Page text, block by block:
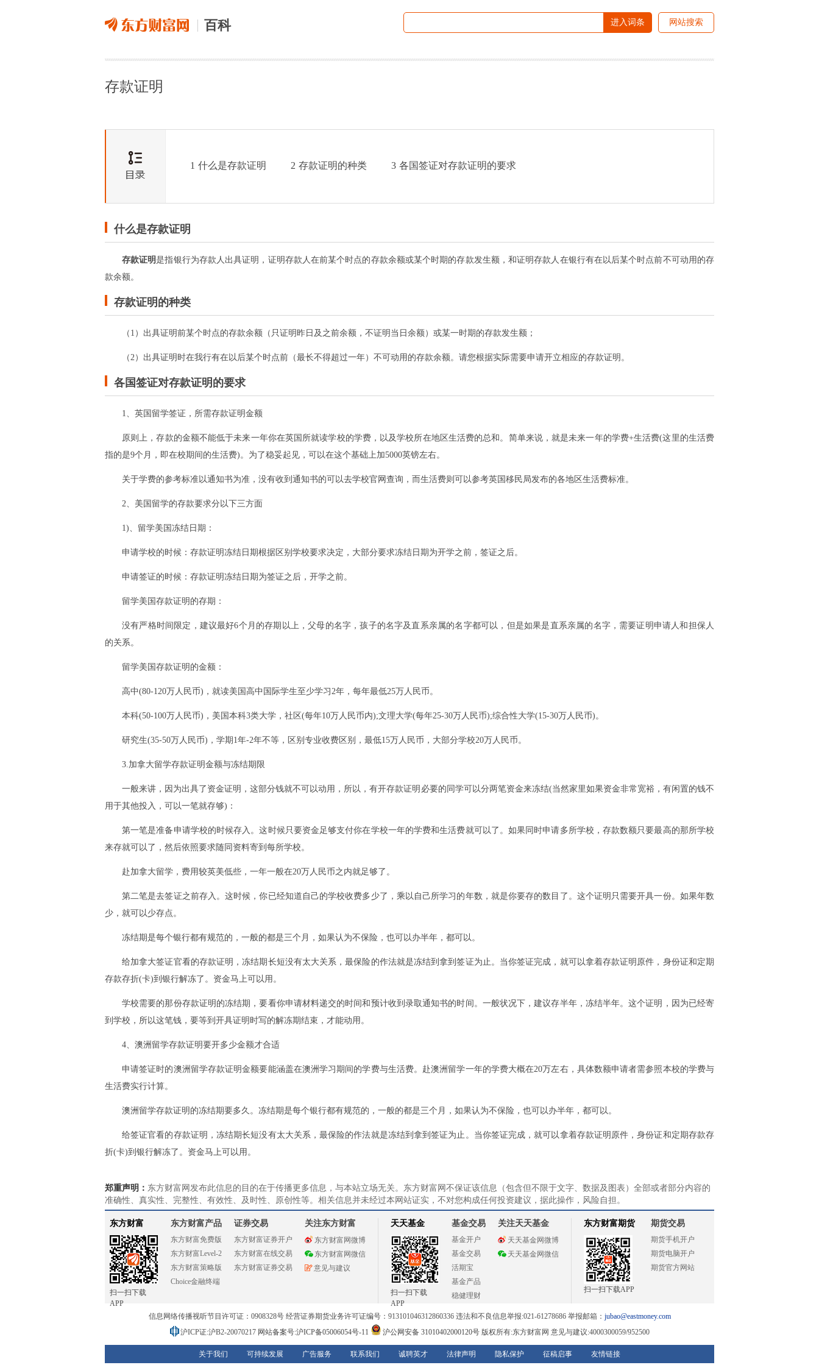
百科 进入词条 网站搜索
存款证明
1 什么是存款证明 2 存款证明的种类 3 各国签证对存款证明的要求
什么是存款证明
存款证明是指银行为存款人出具证明，证明存款人在前某个时点的存款余额或某个时期的存款发生额，和证明存款人在银行有在以后某个时点前不可动用的存
款余额。
存款证明的种类
（1）出具证明前某个时点的存款余额（只证明昨日及之前余额，不证明当日余额）或某一时期的存款发生额；
（2）出具证明时在我行有在以后某个时点前（最长不得超过一年）不可动用的存款余额。请您根据实际需要申请开立相应的存款证明。
各国签证对存款证明的要求
1、英国留学签证，所需存款证明金额
原则上，存款的金额不能低于未来一年你在英国所就读学校的学费，以及学校所在地区生活费的总和。简单来说，就是未来一年的学费+生活费(这里的生活费
指的是9个月，即在校期间的生活费)。为了稳妥起见，可以在这个基础上加5000英镑左右。
关于学费的参考标准以通知书为准，没有收到通知书的可以去学校官网查询，而生活费则可以参考英国移民局发布的各地区生活费标准。
2、美国留学的存款要求分以下三方面
1)、留学美国冻结日期：
申请学校的时候：存款证明冻结日期根据区别学校要求决定，大部分要求冻结日期为开学之前，签证之后。
申请签证的时候：存款证明冻结日期为签证之后，开学之前。
留学美国存款证明的存期：
没有严格时间限定，建议最好6个月的存期以上，父母的名字，孩子的名字及直系亲属的名字都可以，但是如果是直系亲属的名字，需要证明申请人和担保人
的关系。
留学美国存款证明的金额：
高中(80-120万人民币)，就读美国高中国际学生至少学习2年，每年最低25万人民币。
本科(50-100万人民币)，美国本科3类大学，社区(每年10万人民币内);文理大学(每年25-30万人民币);综合性大学(15-30万人民币)。
研究生(35-50万人民币)，学期1年-2年不等，区别专业收费区别，最低15万人民币，大部分学校20万人民币。
3.加拿大留学存款证明金额与冻结期限
一般来讲，因为出具了资金证明，这部分钱就不可以动用，所以，有开存款证明必要的同学可以分两笔资金来冻结(当然家里如果资金非常宽裕，有闲置的钱不
用于其他投入，可以一笔就存够)：
第一笔是准备申请学校的时候存入。这时候只要资金足够支付你在学校一年的学费和生活费就可以了。如果同时申请多所学校，存款数额只要最高的那所学校
来存就可以了，然后依照要求随同资料寄到每所学校。
赴加拿大留学，费用较英美低些，一年一般在20万人民币之内就足够了。
第二笔是去签证之前存入。这时候，你已经知道自己的学校收费多少了，乘以自己所学习的年数，就是你要存的数目了。这个证明只需要开具一份。如果年数
少，就可以少存点。
冻结期是每个银行都有规范的，一般的都是三个月，如果认为不保险，也可以办半年，都可以。
给加拿大签证官看的存款证明，冻结期长短没有太大关系，最保险的作法就是冻结到拿到签证为止。当你签证完成，就可以拿着存款证明原件，身份证和定期
存款存折(卡)到银行解冻了。资金马上可以用。
学校需要的那份存款证明的冻结期，要看你申请材料递交的时间和预计收到录取通知书的时间。一般状况下，建议存半年，冻结半年。这个证明，因为已经寄
到学校，所以这笔钱，要等到开具证明时写的解冻期结束，才能动用。
4、澳洲留学存款证明要开多少金额才合适
申请签证时的澳洲留学存款证明金额要能涵盖在澳洲学习期间的学费与生活费。赴澳洲留学一年的学费大概在20万左右，具体数额申请者需参照本校的学费与
生活费实行计算。
澳洲留学存款证明的冻结期要多久。冻结期是每个银行都有规范的，一般的都是三个月，如果认为不保险，也可以办半年，都可以。
给签证官看的存款证明，冻结期长短没有太大关系，最保险的作法就是冻结到拿到签证为止。当你签证完成，就可以拿着存款证明原件，身份证和定期存款存
折(卡)到银行解冻了。资金马上可以用。
郑重声明： 东方财富网发布此信息的目的在于传播更多信息，与本站立场无关。东方财富网不保证该信息（包含但不限于文字、数据及图表）全部或者部分内容的
准确性、真实性、完整性、有效性、及时性、原创性等。相关信息并未经过本网站证实，不对您构成任何投资建议，据此操作，风险自担。
东方财富
扫一扫下载
APP
东方财富产品
东方财富免费版
东方财富Level-2
东方财富策略版
Choice金融终端
证券交易
东方财富证券开户
东方财富在线交易
东方财富证券交易
关注东方财富
东方财富网微博
东方财富网微信
意见与建议
天天基金
扫一扫下载
APP
基金交易
基金开户
基金交易
活期宝
基金产品
稳健理财
关注天天基金
天天基金网微博
天天基金网微信
东方财富期货
扫一扫下载APP
期货交易
期货手机开户
期货电脑开户
期货官方网站
信息网络传播视听节目许可证：0908328号 经营证券期货业务许可证编号：913101046312860336 违法和不良信息举报:021-61278686 举报邮箱： jubao@eastmoney.com
沪ICP证:沪B2-20070217 网站备案号:沪ICP备05006054号-11 沪公网安备 31010402000120号版权所有:东方财富网 意见与建议:4000300059/952500
关于我们 可持续发展 广告服务 联系我们 诚聘英才 法律声明 隐私保护 征稿启事 友情链接